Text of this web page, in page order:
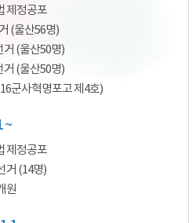
제정공포
(울산56명)
거 (울산50명)
거 (울산50명)
군사혁명포고 제4호)
~
제정공포
거 (14명)
원